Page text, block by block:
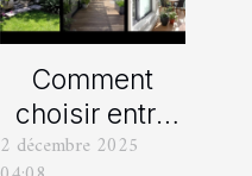
Comment
choisir entre
un jardin, une
2 décembre 2025